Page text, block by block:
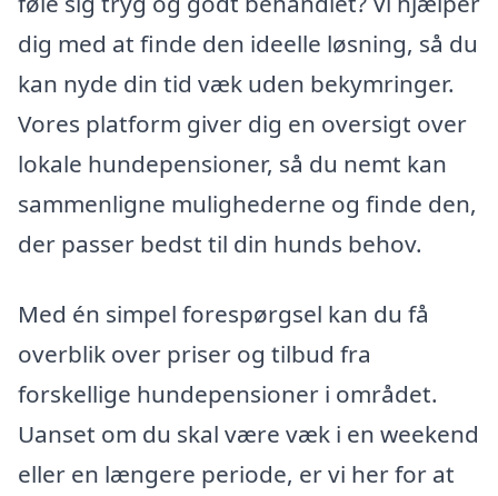
dig med at finde den ideelle løsning, så du
kan nyde din tid væk uden bekymringer.
Vores platform giver dig en oversigt over
lokale hundepensioner, så du nemt kan
sammenligne mulighederne og finde den,
der passer bedst til din hunds behov.
Med én simpel forespørgsel kan du få
overblik over priser og tilbud fra
forskellige hundepensioner i området.
Uanset om du skal være væk i en weekend
eller en længere periode, er vi her for at